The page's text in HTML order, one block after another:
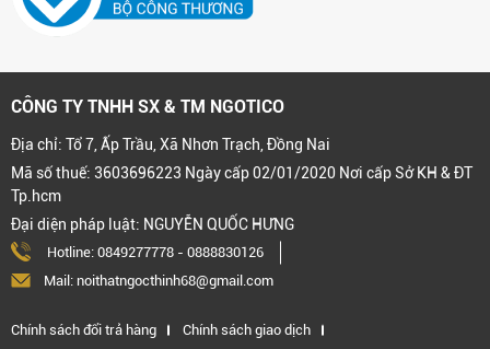
CÔNG TY TNHH SX & TM NGOTICO
Địa chỉ: Tổ 7, Ấp Trầu, Xã Nhơn Trạch, Đồng Nai
Mã số thuế: 3603696223 Ngày cấp 02/01/2020 Nơi cấp Sở KH & ĐT
Tp.hcm
Đại diện pháp luật: NGUYỄN QUỐC HƯNG
Hotline: 0849277778 - 0888830126
Mail: noithatngocthinh68@gmail.com
Chính sách đổi trả hàng
Chính sách giao dịch